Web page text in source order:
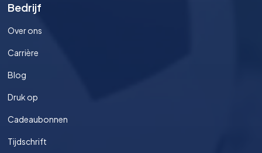
Bedrijf
Over ons
Carrière
Blog
Druk op
Cadeaubonnen
Tijdschrift